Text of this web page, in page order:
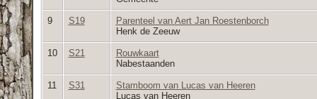
9 S19
Parenteel van Aert Jan Roestenborch
Henk de Zeeuw
10 S21
Rouwkaart
Nabestaanden
11 S31
Stamboom van Lucas van Heeren
Lucas van Heeren